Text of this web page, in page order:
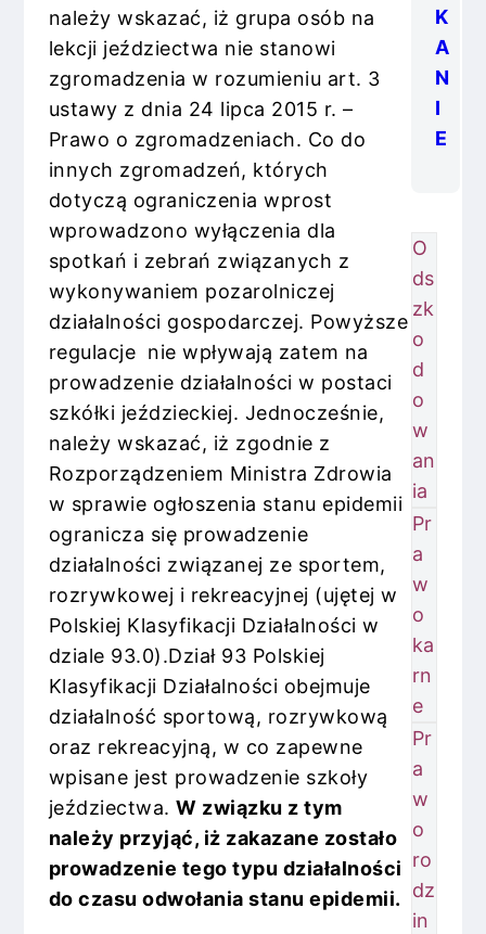
należy wskazać, iż grupa osób na
lekcji jeździectwa nie stanowi
zgromadzenia w rozumieniu art. 3
ustawy z dnia 24 lipca 2015 r. –
Prawo o zgromadzeniach. Co do
innych zgromadzeń, których
dotyczą ograniczenia wprost
wprowadzono wyłączenia dla
spotkań i zebrań związanych z
wykonywaniem pozarolniczej
działalności gospodarczej. Powyższe
regulacje nie wpływają zatem na
prowadzenie działalności w postaci
szkółki jeździeckiej. Jednocześnie,
należy wskazać, iż zgodnie z
Rozporządzeniem Ministra Zdrowia
w sprawie ogłoszenia stanu epidemii
ogranicza się prowadzenie
działalności związanej ze sportem,
rozrywkowej i rekreacyjnej (ujętej w
Polskiej Klasyfikacji Działalności w
dziale 93.0).Dział 93 Polskiej
Klasyfikacji Działalności obejmuje
działalność sportową, rozrywkową
oraz rekreacyjną, w co zapewne
wpisane jest prowadzenie szkoły
jeździectwa.W związku z tym
należy przyjąć, iż zakazane zostało
prowadzenie tego typu działalności
do czasu odwołania stanu epidemii.
K
A
N
I
E
O
ds
zk
o
d
o
w
an
ia
Pr
a
w
o
ka
rn
e
Pr
a
w
o
ro
dz
in